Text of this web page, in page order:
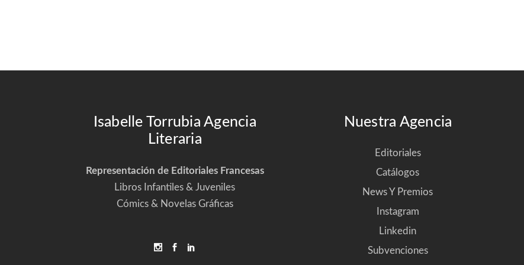
Isabelle Torrubia Agencia
Literaria
Representación de Editoriales Francesas
Libros Infantiles & Juveniles
Cómics & Novelas Gráficas
Nuestra Agencia
Editoriales
Catálogos
News Y Premios
Instagram
Linkedin
Subvenciones